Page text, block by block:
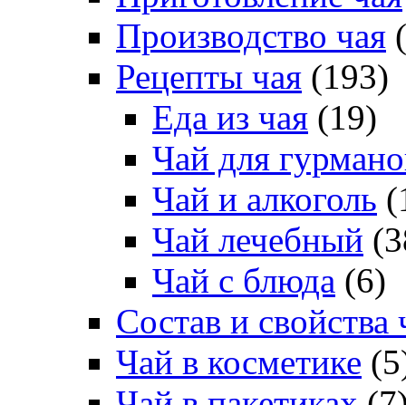
Производство чая
Рецепты чая (193)
Еда из чая (19)
Чай для
Чай и алкоголь
Чай лечебный
Чай с блюда (6)
Состав и свойства
Чай в косметике